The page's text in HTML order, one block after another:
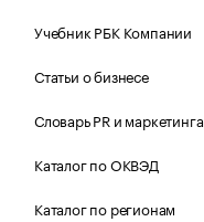
Учебник РБК Компании
Статьи о бизнесе
Словарь PR и маркетинга
Каталог по ОКВЭД
Каталог по регионам